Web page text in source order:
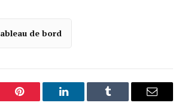
de bord
Pinterest LinkedIn Tumblr Courriel